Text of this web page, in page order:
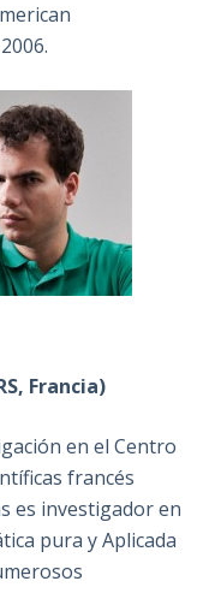
Francia)
en el Centro
francés
es investigador en
pura y Aplicada